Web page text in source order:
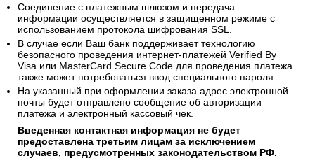
Соединение с платежным шлюзом и передача
информации осуществляется в защищенном режиме с
использованием протокола шифрования SSL.
В случае если Ваш банк поддерживает технологию
безопасного проведения интернет-платежей Verified By
Visa или MasterCard Secure Code для проведения платежа
также может потребоваться ввод специального пароля.
На указанный при оформлении заказа адрес электронной
почты будет отправлено сообщение об авторизации
платежа и электронный кассовый чек.
Введенная контактная информация не будет
предоставлена третьим лицам за исключением
случаев, предусмотренных законодательством РФ.